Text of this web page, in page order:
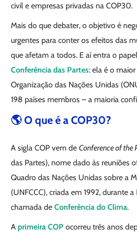
civil e empresas privadas na COP30.
Mais do que debater, o objetivo é
urgentes para conter os efeitos das
que afetam a todos. E aí entra o
Conferência das Partes: ela é o
Organização das Nações Unidas
198 países membros – a maioria
🌎 O que é a COP30?
A sigla COP vem deConference of the
das Partes), nome dado às reuniões
Quadro das Nações Unidas sobre a
(UNFCCC), criada em 1992, durante
chamada deConferência do Clima.
A primeira COP ocorreu três anos